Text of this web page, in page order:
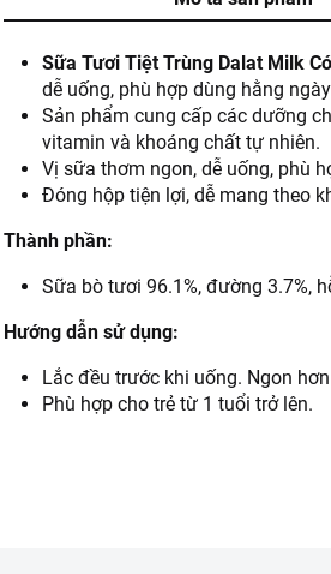
Sữa Tươi Tiệt Trùng Dalat Milk
dễ uống, phù hợp dùng hằng
Sản phẩm cung cấp các dưỡng
vitamin và khoáng chất tự nhiên.
Vị sữa thơm ngon, dễ uống, phù
Đóng hộp tiện lợi, dễ mang theo
Thành phần:
Sữa bò tươi 96.1%, đường 3.7%,
Hướng dẫn sử dụng:
Lắc đều trước khi uống. Ngon
Phù hợp cho trẻ từ 1 tuổi trở lên.
Bảo quản nơi khô ráo, thoáng